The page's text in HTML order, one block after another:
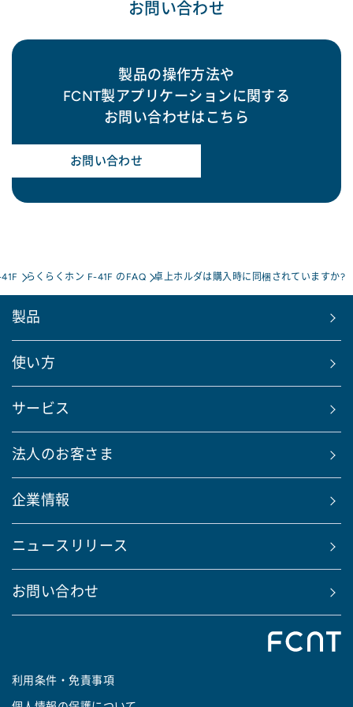
お問い合わせ
製品の操作方法や
FCNT製アプリケーションに関する
お問い合わせはこちら
お問い合わせ
らくらくホン F-41F のFAQ 卓上ホルダは購入時に同梱されていますか?
製品
使い方
サービス
法人のお客さま
企業情報
ニュースリリース
お問い合わせ
利用条件・免責事項